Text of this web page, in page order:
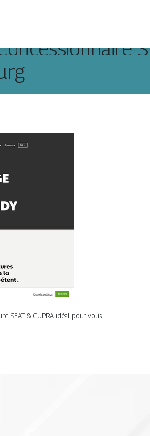
SEAT & CUPRA idéal pour vous.